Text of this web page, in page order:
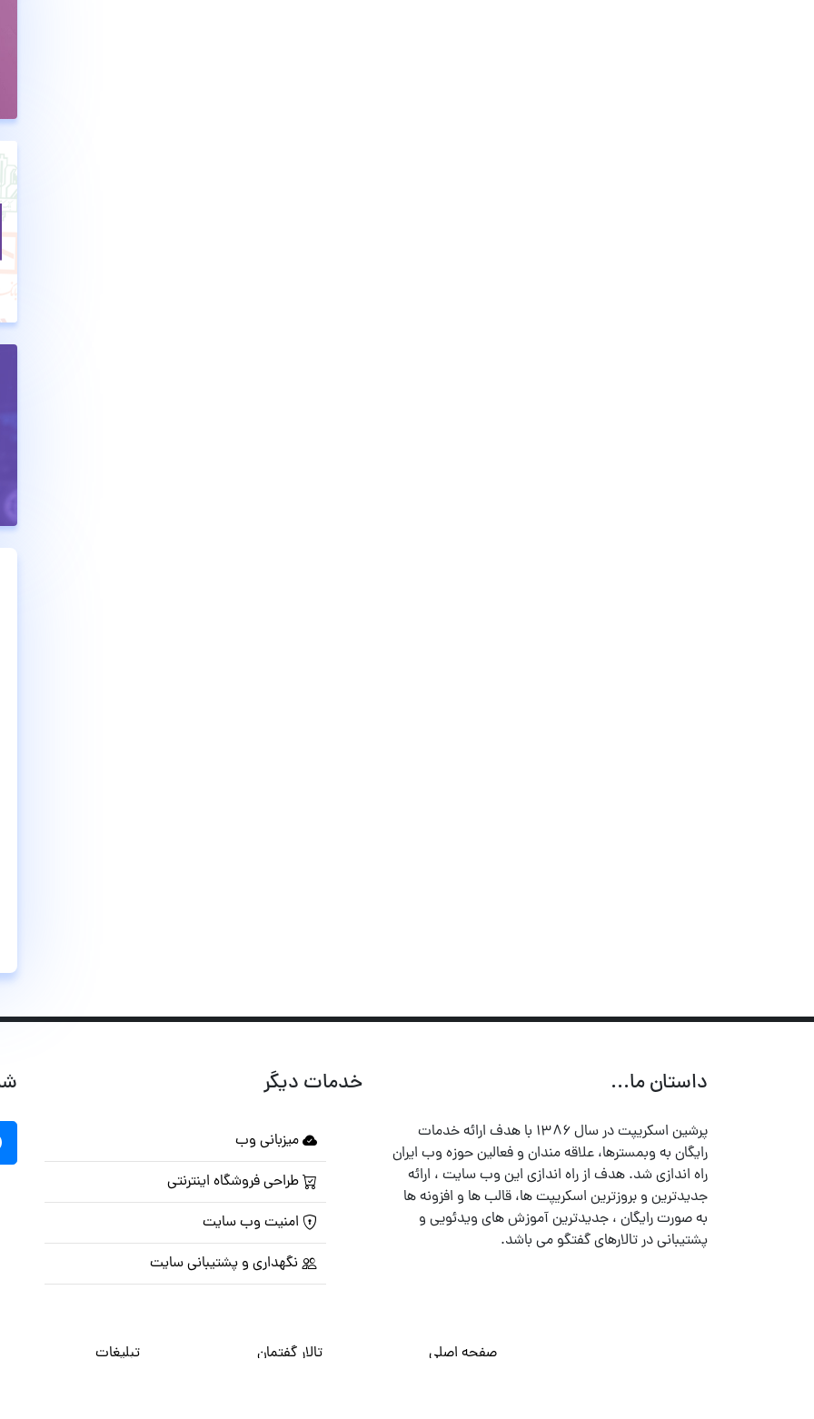
داستان ما...
پرشین اسکریپت در سال ۱۳۸۶ با هدف ارائه خدمات
رایگان به وبمسترها، علاقه مندان و فعالین حوزه وب ایران
راه اندازی شد. هدف از راه اندازی این وب سایت ، ارائه
جدیدترین و بروزترین اسکریپت ها، قالب ها و افزونه ها
به صورت رایگان ، جدیدترین آموزش های ویدئویی و
پشتیبانی در تالارهای گفتگو می باشد.
خدمات دیگر
میزبانی وب
طراحی فروشگاه اینترنتی
امنیت وب سایت
نگهداری و پشتیبانی سایت
صفحه اصلی تالار گفتمان تبلیغات